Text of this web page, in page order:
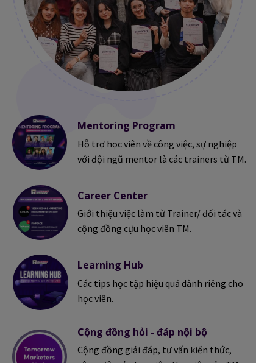
Mentoring Program
Hỗ trợ học viên về công việc, sự nghiệp
với đội ngũ mentor là các trainers từ TM.
Learning Hub
Các tips học tập hiệu quả dành riêng cho
học viên.
Career Center
Giới thiệu việc làm từ Trainer/ đối tác và
cộng đồng cựu học viên TM.
Cộng đồng hỏi - đáp nội bộ
Cộng đồng giải đáp, tư vấn kiến thức,